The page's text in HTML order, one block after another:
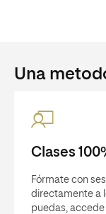
Una
Clases
Fórmate con
directamente a
puedas,